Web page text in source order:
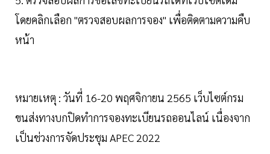
โดยคลิกเลือก "ตรวจสอบผลการจอง" เพื่อติดตามความคืบ
หน้า
หมายเหตุ : วันที่ 16-20 พฤศจิกายน 2565 เว็บไซต์กรม
ขนส่งทางบกปิดทำการจองทะเบียนรถออนไลน์ เนื่องจาก
เป็นช่วงการจัดประชุม APEC 2022